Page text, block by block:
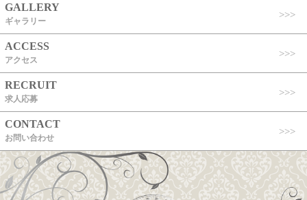
GALLERY
ギャラリー
ACCESS
アクセス
RECRUIT
求人応募
CONTACT
お問い合わせ